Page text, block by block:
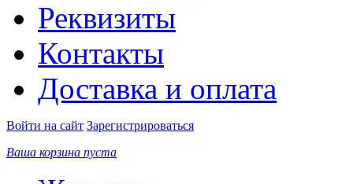
Реквизиты
Контакты
Доставка и оплата
Войти на сайт Зарегистрироваться
Ваша корзина пуста